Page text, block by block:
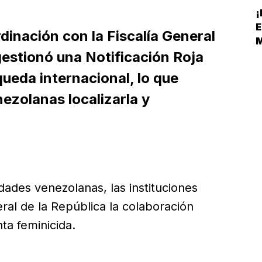
con la Fiscalía General
una Notificación Roja
internacional, lo que
localizarla y
venezolanas, las instituciones
de la República la colaboración
feminicida.